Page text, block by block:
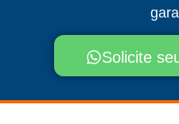
Solicite